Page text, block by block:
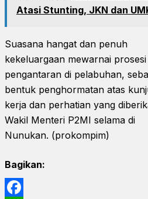
Atasi Stunting, JKN dan
Suasana hangat dan penuh
kekeluargaan mewarnai prosesi
pengantaran di pelabuhan,
bentuk penghormatan atas
kerja dan perhatian yang
Wakil Menteri P2MI selama di
Nunukan. (prokompim)
Bagikan: